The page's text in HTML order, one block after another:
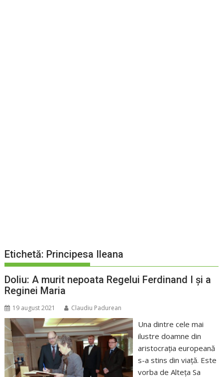
Etichetă: Principesa Ileana
Doliu: A murit nepoata Regelui Ferdinand I și a
Reginei Maria
19 august 2021 Claudiu Padurean
Una dintre cele mai
ilustre doamne din
aristocrația europeană
s-a stins din viață. Este
vorba de Alteța Sa